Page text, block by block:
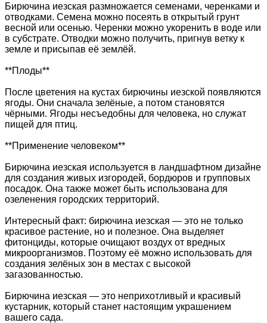
Бирючина иезская размножается семенами, черенками и
отводками. Семена можно посеять в открытый грунт
весной или осенью. Черенки можно укоренить в воде или
в субстрате. Отводки можно получить, пригнув ветку к
земле и присыпав её землёй.
**Плоды**
После цветения на кустах бирючины иезской появляются
ягоды. Они сначала зелёные, а потом становятся
чёрными. Ягоды несъедобны для человека, но служат
пищей для птиц.
**Применение человеком**
Бирючина иезская используется в ландшафтном дизайне
для создания живых изгородей, бордюров и групповых
посадок. Она также может быть использована для
озеленения городских территорий.
Интересный факт: бирючина иезская — это не только
красивое растение, но и полезное. Она выделяет
фитонциды, которые очищают воздух от вредных
микроорганизмов. Поэтому её можно использовать для
создания зелёных зон в местах с высокой
загазованностью.
Бирючина иезская — это неприхотливый и красивый
кустарник, который станет настоящим украшением
вашего сада.